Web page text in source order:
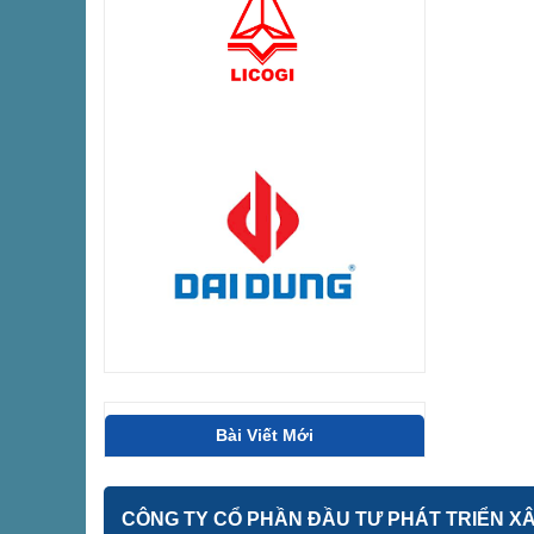
Bài Viết Mới
CÔNG TY CỔ PHẦN ĐẦU TƯ PHÁT TRIỂN